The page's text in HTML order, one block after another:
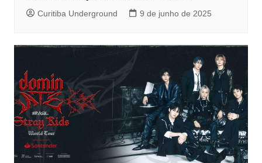
Curitiba Underground 9 de junho de 2025